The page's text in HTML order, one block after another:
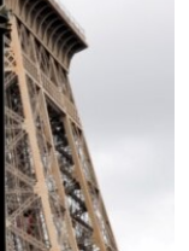
فرکانس‌ها
گزارش‌های تصویری
گزارش‌های ویدئویی
به ما بپیوندید